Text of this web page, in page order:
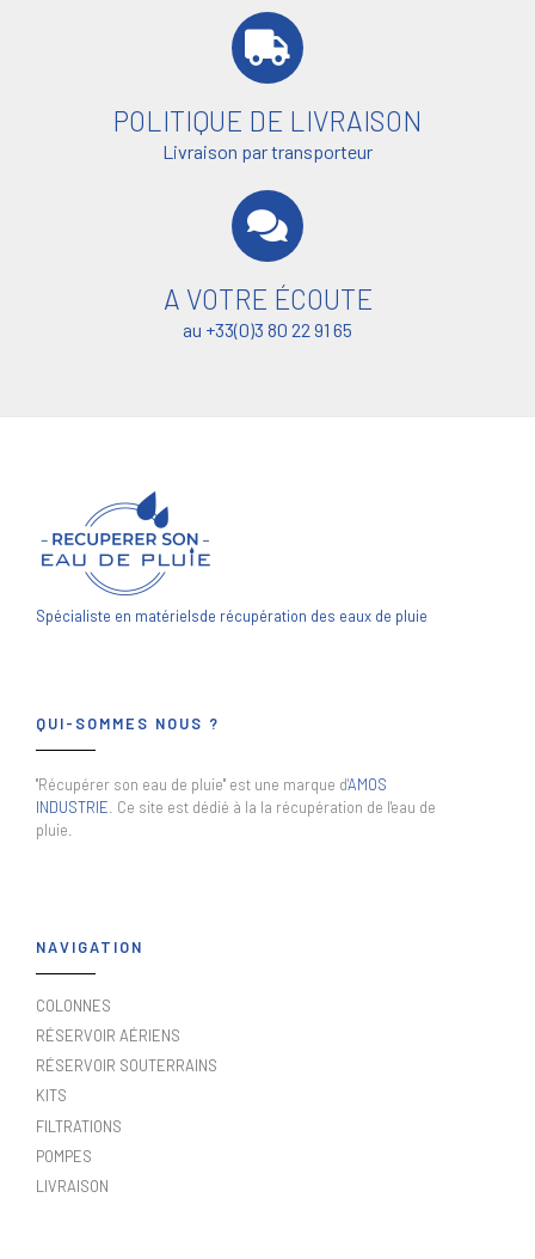
POLITIQUE DE LIVRAISON
Livraison par transporteur
A VOTRE ÉCOUTE
au +33(0)3 80 22 91 65
Spécialiste en matérielsde récupération des eaux de pluie
QUI-SOMMES NOUS ?
"Récupérer son eau de pluie" est une marque d'AMOS
INDUSTRIE . Ce site est dédié à la la récupération de l'eau de
pluie.
NAVIGATION
COLONNES
RÉSERVOIR AÉRIENS
RÉSERVOIR SOUTERRAINS
KITS
FILTRATIONS
POMPES
LIVRAISON